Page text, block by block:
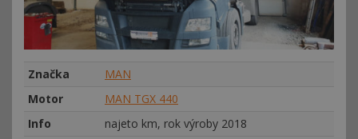
Značka
MAN
Motor
MAN TGX 440
Info
najeto km, rok výroby 2018